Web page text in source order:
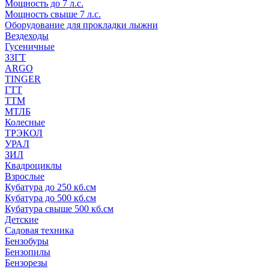
Мощность до 7 л.с.
Мощность свыше 7 л.с.
Оборудование для прокладки лыжни
Вездеходы
Гусеничные
ЗЗГТ
ARGO
TINGER
ГТТ
ТТМ
МТЛБ
Колесные
ТРЭКОЛ
УРАЛ
ЗИЛ
Квадроциклы
Взрослые
Кубатура до 250 кб.см
Кубатура до 500 кб.см
Кубатура свыше 500 кб.см
Детские
Садовая техника
Бензобуры
Бензопилы
Бензорезы